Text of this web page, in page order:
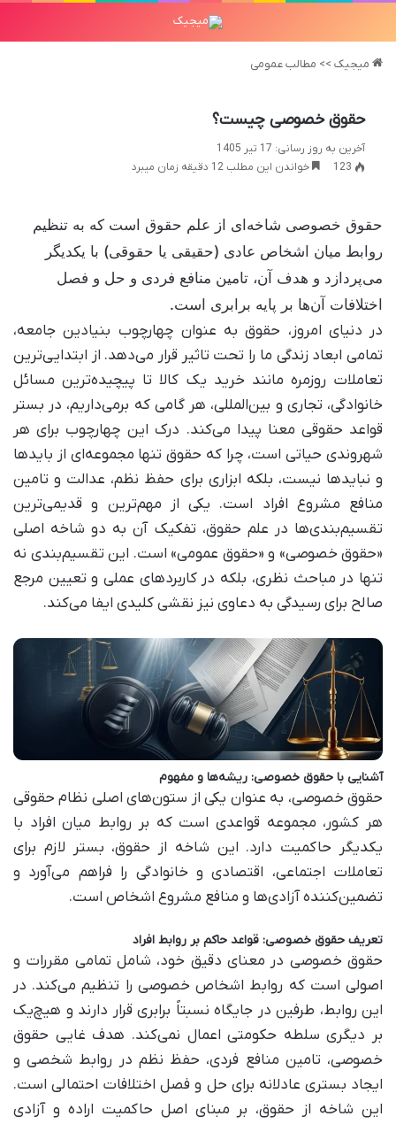
میجیک >> مطالب عمومی
حقوق خصوصی چیست؟
آخرین به روز رسانی: 17 تیر 1405
123
خواندن این مطلب 12 دقیقه زمان میبرد
حقوق خصوصی شاخه‌ای از علم حقوق است که به تنظیم
روابط میان اشخاص عادی (حقیقی یا حقوقی) با یکدیگر
می‌پردازد و هدف آن، تامین منافع فردی و حل و فصل
اختلافات آن‌ها بر پایه برابری است.
در دنیای امروز، حقوق به عنوان چهارچوب بنیادین جامعه،
تمامی ابعاد زندگی ما را تحت تاثیر قرار می‌دهد. از ابتدایی‌ترین
تعاملات روزمره مانند خرید یک کالا تا پیچیده‌ترین مسائل
خانوادگی، تجاری و بین‌المللی، هر گامی که برمی‌داریم، در بستر
قواعد حقوقی معنا پیدا می‌کند. درک این چهارچوب برای هر
شهروندی حیاتی است، چرا که حقوق تنها مجموعه‌ای از بایدها
و نبایدها نیست، بلکه ابزاری برای حفظ نظم، عدالت و تامین
منافع مشروع افراد است. یکی از مهم‌ترین و قدیمی‌ترین
تقسیم‌بندی‌ها در علم حقوق، تفکیک آن به دو شاخه اصلی
«حقوق خصوصی» و «حقوق عمومی» است. این تقسیم‌بندی نه
تنها در مباحث نظری، بلکه در کاربردهای عملی و تعیین مرجع
صالح برای رسیدگی به دعاوی نیز نقشی کلیدی ایفا می‌کند.
آشنایی با حقوق خصوصی: ریشه‌ها و مفهوم
حقوق خصوصی، به عنوان یکی از ستون‌های اصلی نظام حقوقی
هر کشور، مجموعه قواعدی است که بر روابط میان افراد با
یکدیگر حاکمیت دارد. این شاخه از حقوق، بستر لازم برای
تعاملات اجتماعی، اقتصادی و خانوادگی را فراهم می‌آورد و
تضمین‌کننده آزادی‌ها و منافع مشروع اشخاص است.
تعریف حقوق خصوصی: قواعد حاکم بر روابط افراد
حقوق خصوصی در معنای دقیق خود، شامل تمامی مقررات و
اصولی است که روابط اشخاص خصوصی را تنظیم می‌کند. در
این روابط، طرفین در جایگاه نسبتاً برابری قرار دارند و هیچ‌یک
بر دیگری سلطه حکومتی اعمال نمی‌کند. هدف غایی حقوق
خصوصی، تامین منافع فردی، حفظ نظم در روابط شخصی و
ایجاد بستری عادلانه برای حل و فصل اختلافات احتمالی است.
این شاخه از حقوق، بر مبنای اصل حاکمیت اراده و آزادی